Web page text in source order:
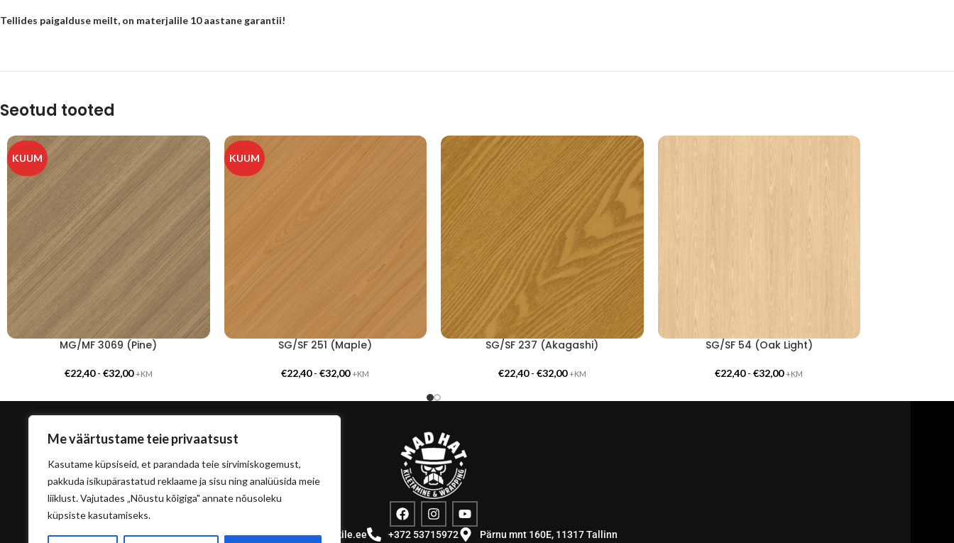
Me väärtustame teie privaatsust
Kasutame küpsiseid, et parandada teie sirvimiskogemust,
pakkuda isikupärastatud reklaame ja sisu ning analüüsida meie
liiklust. Vajutades „Nõustu kõigiga" annate nõusoleku
küpsiste kasutamiseks.
Tellides paigalduse meilt, on materjalile 10 aastane garantii!
Seotud tooted
KUUM
MG/MF 3069 (Pine)
€22,40- €32,00 +KM
KUUM
SG/SF 251 (Maple)
€22,40-€32,00 +KM
SG/SF 237 (Akagashi)
€22,40- €32,00 +KM
SG/SF 54 (Oak Light)
€22,40-€32,00 +KM
info@sisustuskile.ee +372 53715972 Pärnu mnt 160E, 11317 Tallinn